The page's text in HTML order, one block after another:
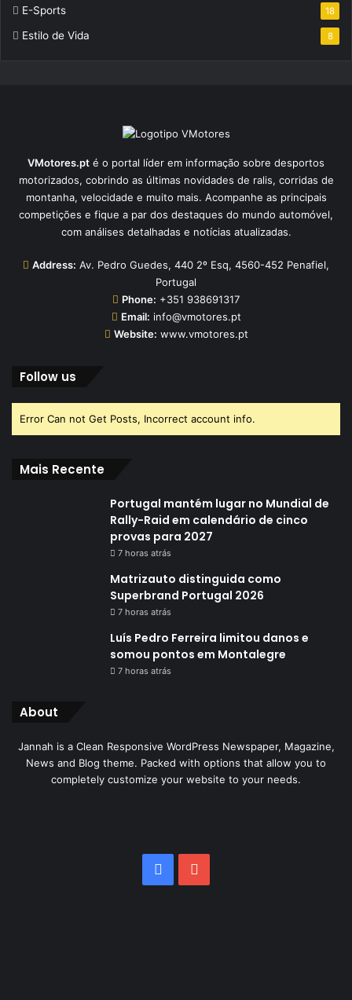
E-Sports 18
Estilo de Vida 8
VMotores.pt é o portal líder em informação sobre desportos
motorizados, cobrindo as últimas novidades de ralis, corridas de
montanha, velocidade e muito mais. Acompanhe as principais
competições e fique a par dos destaques do mundo automóvel,
com análises detalhadas e notícias atualizadas.
Address: Av. Pedro Guedes, 440 2º Esq, 4560-452 Penafiel,
Portugal
Phone: +351 938691317
Email: info@vmotores.pt
Website: www.vmotores.pt
Follow us
Error Can not Get Posts, Incorrect account info.
Mais Recente
Portugal mantém lugar no Mundial de
Rally-Raid em calendário de cinco
provas para 2027
7 horas atrás
Matrizauto distinguida como
Superbrand Portugal 2026
7 horas atrás
Luís Pedro Ferreira limitou danos e
somou pontos em Montalegre
7 horas atrás
About
Jannah is a Clean Responsive WordPress Newspaper, Magazine,
News and Blog theme. Packed with options that allow you to
completely customize your website to your needs.
Facebook